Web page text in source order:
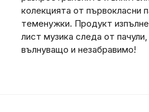
колекцията от първокласни
теменужки. Продукт
лист музика следа от
вълнуващо и незабравимо!